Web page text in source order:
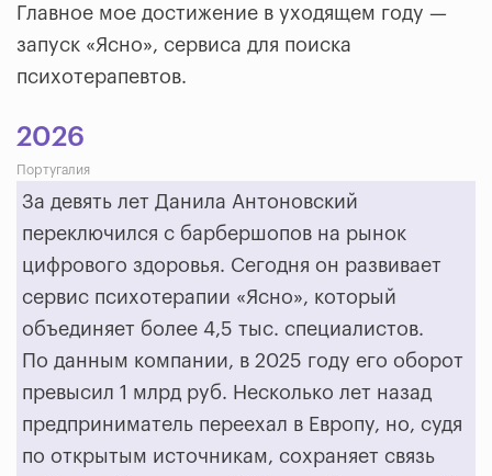
Главное мое достижение в уходящем году —
запуск «Ясно», сервиса для поиска
психотерапевтов.
2026
Португалия
За девять лет Данила Антоновский
переключился с барбершопов на рынок
цифрового здоровья. Сегодня он развивает
сервис психотерапии «Ясно», который
объединяет более 4,5 тыс. специалистов.
По данным компании, в 2025 году его оборот
превысил 1 млрд руб. Несколько лет назад
предприниматель переехал в Европу, но, судя
по открытым источникам, сохраняет связь